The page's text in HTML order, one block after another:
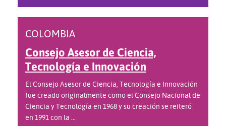
COLOMBIA
Consejo Asesor de Ciencia,
Tecnología e Innovación
El Consejo Asesor de Ciencia, Tecnología e Innovación
fue creado originalmente como el Consejo Nacional de
Ciencia y Tecnología en 1968 y su creación se reiteró
en 1991 con la ...